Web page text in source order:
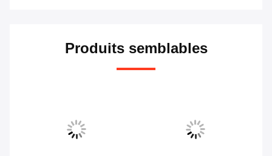
Produits semblables